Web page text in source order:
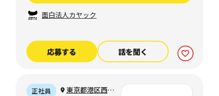
面白法人カヤック
応募する 話を聞く
正社員
東京都港区西麻